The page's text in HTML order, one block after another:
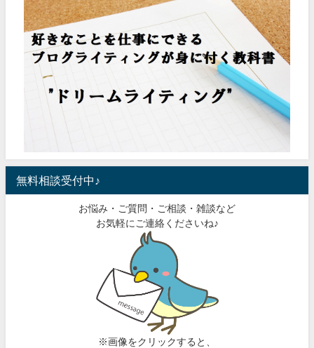
無料相談受付中♪
お悩み・ご質問・ご相談・雑談など
お気軽にご連絡くださいね♪
※画像をクリックすると、